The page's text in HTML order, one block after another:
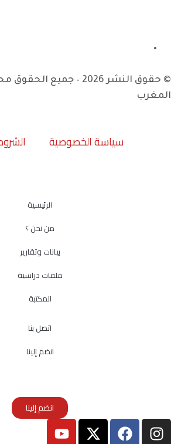
© حقوق النشر 2026 – جميع
المغرب
سياسة الخصوصية
الرئيسية
من نحن ؟
بيانات وتقارير
ملفات دراسية
المكتبة
اتصل بنا
انضم إلينا
انضم إلينا